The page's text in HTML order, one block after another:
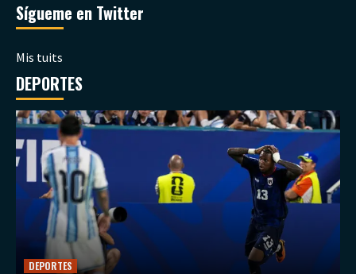
Sígueme en Twitter
Mis tuits
DEPORTES
DEPORTES